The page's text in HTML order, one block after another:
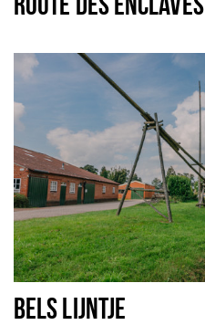
BELS LIJNTJE